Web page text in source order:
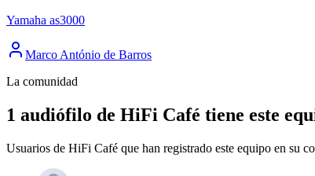
Yamaha as3000
Marco António de Barros
La comunidad
1 audiófilo de HiFi Café tiene este
Usuarios de HiFi Café que han registrado este equipo en su